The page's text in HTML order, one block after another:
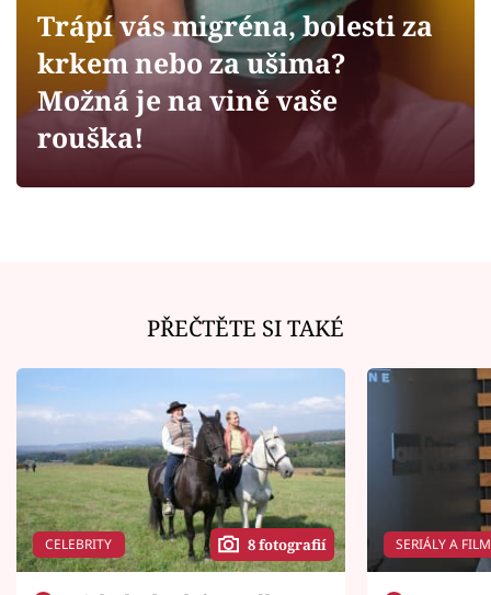
Sledujte prima+
Filmový festival Karlovy Vary
Sledujte nás
Trápí vás migréna, bolesti za
krkem nebo za ušima?
Možná je na vině vaše
rouška!
PŘEČTĚTE SI TAKÉ
CELEBRITY 8 fotografií SERIÁLY A